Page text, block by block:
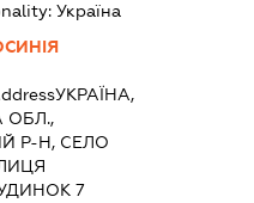
Україна
УКРАЇНА,
ОБЛ.,
Р-Н, СЕЛО
7